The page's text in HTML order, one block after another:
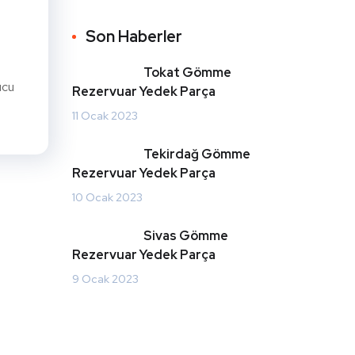
Son Haberler
Tokat Gömme
Rezervuar Yedek Parça
11 Ocak 2023
Tekirdağ Gömme
Rezervuar Yedek Parça
10 Ocak 2023
Sivas Gömme
Rezervuar Yedek Parça
9 Ocak 2023